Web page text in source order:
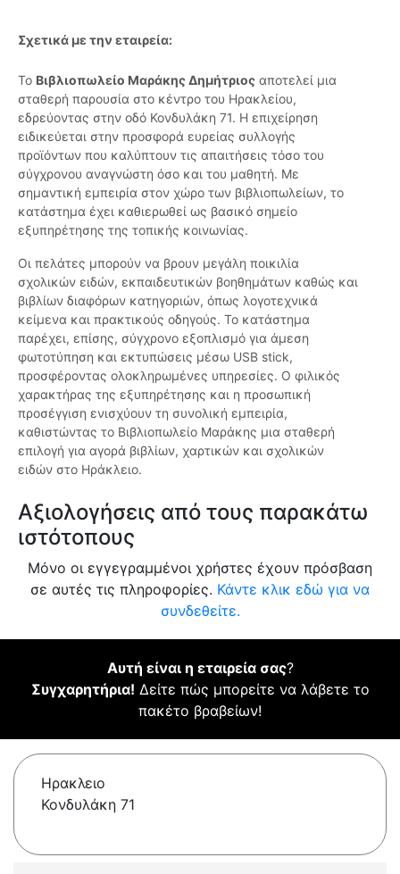
Σχετικά με την εταιρεία:
Το Βιβλιοπωλείο Μαράκης Δημήτριος αποτελεί μια
σταθερή παρουσία στο κέντρο του Ηρακλείου,
εδρεύοντας στην οδό Κονδυλάκη 71. Η επιχείρηση
ειδικεύεται στην προσφορά ευρείας συλλογής
προϊόντων που καλύπτουν τις απαιτήσεις τόσο του
σύγχρονου αναγνώστη όσο και του μαθητή. Με
σημαντική εμπειρία στον χώρο των βιβλιοπωλείων, το
κατάστημα έχει καθιερωθεί ως βασικό σημείο
εξυπηρέτησης της τοπικής κοινωνίας.
Οι πελάτες μπορούν να βρουν μεγάλη ποικιλία
σχολικών ειδών, εκπαιδευτικών βοηθημάτων καθώς και
βιβλίων διαφόρων κατηγοριών, όπως λογοτεχνικά
κείμενα και πρακτικούς οδηγούς. Το κατάστημα
παρέχει, επίσης, σύγχρονο εξοπλισμό για άμεση
φωτοτύπηση και εκτυπώσεις μέσω USB stick,
προσφέροντας ολοκληρωμένες υπηρεσίες. Ο φιλικός
χαρακτήρας της εξυπηρέτησης και η προσωπική
προσέγγιση ενισχύουν τη συνολική εμπειρία,
καθιστώντας το Βιβλιοπωλείο Μαράκης μια σταθερή
επιλογή για αγορά βιβλίων, χαρτικών και σχολικών
ειδών στο Ηράκλειο.
Αξιολογήσεις από τους παρακάτω
ιστότοπους
Μόνο οι εγγεγραμμένοι χρήστες έχουν πρόσβαση
σε αυτές τις πληροφορίες. Κάντε κλικ εδώ για να
συνδεθείτε.
Αυτή είναι η εταιρεία σας?
Συγχαρητήρια! Δείτε πώς μπορείτε να λάβετε το
πακέτο βραβείων!
Ηρακλειο
Κονδυλάκη 71